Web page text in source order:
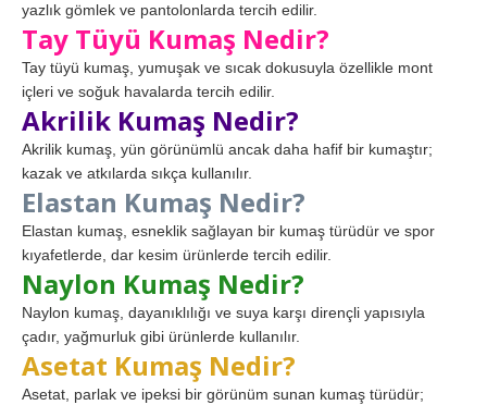
yazlık gömlek ve pantolonlarda tercih edilir.
Tay Tüyü Kumaş Nedir?
Tay tüyü kumaş, yumuşak ve sıcak dokusuyla özellikle mont
içleri ve soğuk havalarda tercih edilir.
Akrilik Kumaş Nedir?
Akrilik kumaş, yün görünümlü ancak daha hafif bir kumaştır;
kazak ve atkılarda sıkça kullanılır.
Elastan Kumaş Nedir?
Elastan kumaş, esneklik sağlayan bir kumaş türüdür ve spor
kıyafetlerde, dar kesim ürünlerde tercih edilir.
Naylon Kumaş Nedir?
Naylon kumaş, dayanıklılığı ve suya karşı dirençli yapısıyla
çadır, yağmurluk gibi ürünlerde kullanılır.
Asetat Kumaş Nedir?
Asetat, parlak ve ipeksi bir görünüm sunan kumaş türüdür;